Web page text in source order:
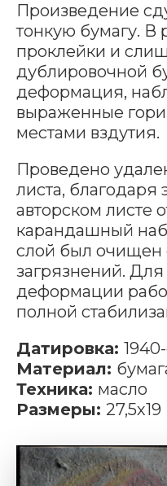
Произведение
тонкую бумагу. В
проклейки и
дублировочной
деформация,
выраженные
местами вздутия.
Проведено
листа, благодаря
авторском листе
карандашный
слой был очищен
загрязнений.
деформации
полной
Датировка: 1940-
Материал:
Техника: масло
Размеры: 27,5х19